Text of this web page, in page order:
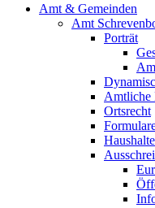
Amt & Gemeinden
Amt
Porträt
Amtliche
Ortsrecht
Haushalte